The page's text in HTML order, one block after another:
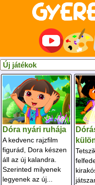
Új játékok
Dóra nyári ruhája
A kedvenc rajzfilm
figurád, Dora készen
áll az új kalandra.
Szerinted milyenek
legyenek az új...